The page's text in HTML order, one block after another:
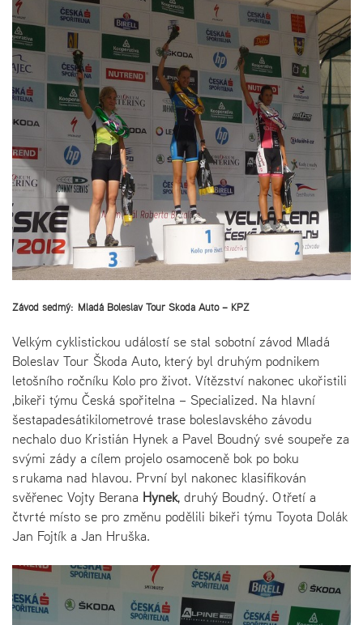
Závod sedmý: Mladá Boleslav Tour Škoda Auto – KPŽ
Velkým cyklistickou událostí se stal sobotní závod Mladá
Boleslav Tour Škoda Auto, který byl druhým podnikem
letošního ročníku Kolo pro život. Vítězství nakonec ukořistili
,bikeři týmu Česká spořitelna – Specialized. Na hlavní
šestapadesátikilometrové trase boleslavského závodu
nechalo duo Kristián Hynek a Pavel Boudný své soupeře za
svými zády a cílem projelo osamoceně bok po boku
s rukama nad hlavou. První byl nakonec klasifikován
svěřenec Vojty Berana Hynek, druhý Boudný. O třetí a
čtvrté místo se pro změnu podělili bikeři týmu Toyota Dolák
Jan Fojtík a Jan Hruška.